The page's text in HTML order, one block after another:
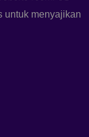
untuk menyajikan